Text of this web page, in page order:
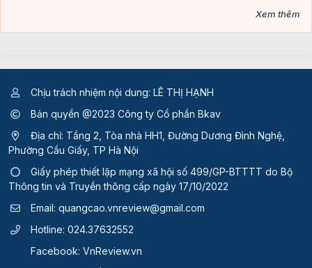
Xem thêm
Chịu trách nhiệm nội dung: LÊ THỊ HẠNH
Bản quyền @2023 Công ty Cổ phần Bkav
Địa chỉ: Tầng 2, Tòa nhà HH1, Đường Dương Đình Nghệ,
Phường Cầu Giấy, TP Hà Nội
Giấy phép thiết lập mạng xã hội số 499/GP-BTTTT do Bộ
Thông tin và Truyền thông cấp ngày 17/10/2022
Email: quangcao.vnreview@gmail.com
Hotline: 024.37632552
Facebook: VnReview.vn